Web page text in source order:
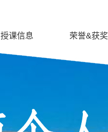
授课信息 荣誉&获奖